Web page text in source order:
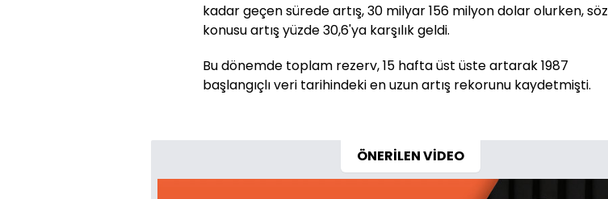
kadar geçen sürede artış, 30 milyar 156 milyon dolar olurken, söz
konusu artış yüzde 30,6'ya karşılık geldi.
Bu dönemde toplam rezerv, 15 hafta üst üste artarak 1987
başlangıçlı veri tarihindeki en uzun artış rekorunu kaydetmişti.
ÖNERİLEN VİDEO